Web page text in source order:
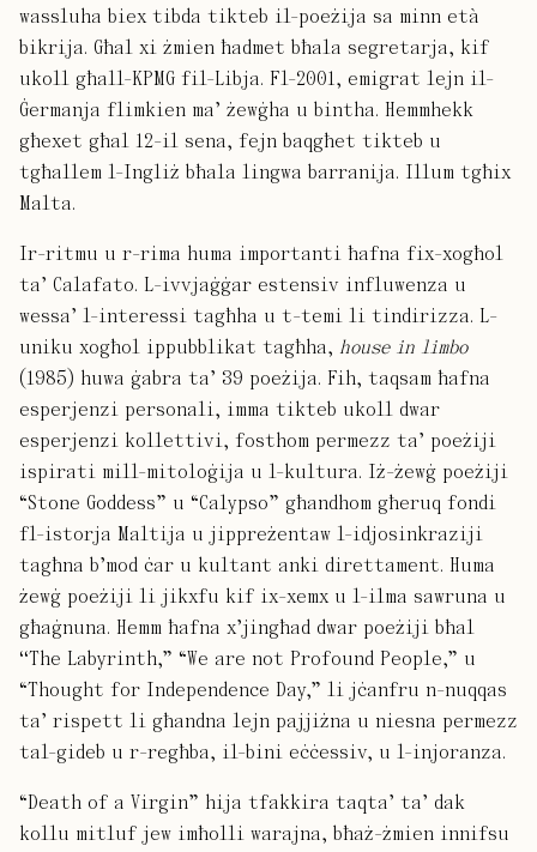
wassluha biex tibda tikteb il-poeżija sa minn età
bikrija. Għal xi żmien ħadmet bħala segretarja, kif
ukoll għall-KPMG fil-Libja. Fl-2001, emigrat lejn il-
Ġermanja flimkien ma’ żewġha u bintha. Hemmhekk
għexet għal 12-il sena, fejn baqgħet tikteb u
tgħallem l-Ingliż bħala lingwa barranija. Illum tgħix
Malta.
Ir-ritmu u r-rima huma importanti ħafna fix-xogħol
ta’ Calafato. L-ivvjaġġar estensiv influwenza u
wessa’ l-interessi tagħha u t-temi li tindirizza. L-
uniku xogħol ippubblikat tagħha, house in limbo
(1985) huwa ġabra ta’ 39 poeżija. Fih, taqsam ħafna
esperjenzi personali, imma tikteb ukoll dwar
esperjenzi kollettivi, fosthom permezz ta’ poeżiji
ispirati mill-mitoloġija u l-kultura. Iż-żewġ poeżiji
“Stone Goddess” u “Calypso” għandhom għeruq fondi
fl-istorja Maltija u jippreżentaw l-idjosinkraziji
tagħna b’mod ċar u kultant anki direttament. Huma
żewġ poeżiji li jikxfu kif ix-xemx u l-ilma sawruna u
għaġnuna. Hemm ħafna x’jingħad dwar poeżiji bħal
‘‘The Labyrinth,” “We are not Profound People,” u
“Thought for Independence Day,” li jċanfru n-nuqqas
ta’ rispett li għandna lejn pajjiżna u niesna permezz
tal-gideb u r-regħba, il-bini eċċessiv, u l-injoranza.
“Death of a Virgin” hija tfakkira taqta’ ta’ dak
kollu mitluf jew imħolli warajna, bħaż-żmien innifsu